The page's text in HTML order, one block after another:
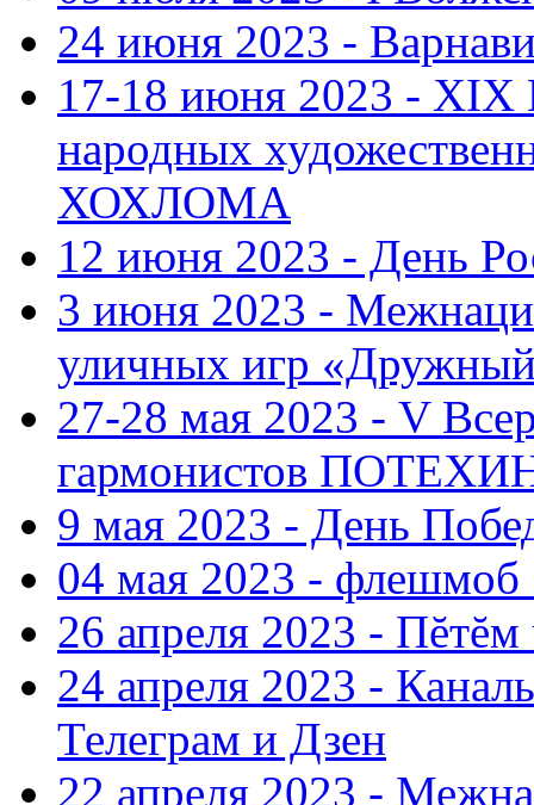
24 июня 2023 -
17-18 июня 2023 - XIX
народных
ХОХЛОМА
12 июня 2023 - День
3 июня 2023 -
уличных игр
27-28 мая 2023 - V
гармонистов
9 мая 2023 - День
04 мая 2023 - флешмоб
26 апреля 2023 -
24 апреля 2023 -
Телеграм и Дзен
22 апреля 2023 -